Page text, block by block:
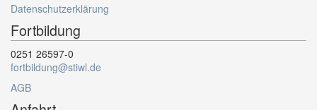
Datenschutzerklärung
Fortbildung
0251 26597-0
fortbildung@stiwl.de
AGB